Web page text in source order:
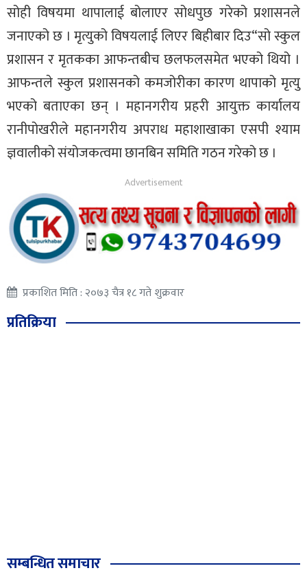
सोही विषयमा थापालाई बोलाएर सोधपुछ गरेको प्रशासनले
जनाएको छ । मृत्युको विषयलाई लिएर बिहीबार दिउ“सो स्कुल
प्रशासन र मृतकका आफन्तबीच छलफलसमेत भएको थियो ।
आफन्तले स्कुल प्रशासनको कमजोरीका कारण थापाको मृत्यु
भएको बताएका छन् । महानगरीय प्रहरी आयुक्त कार्यालय
रानीपोखरीले महानगरीय अपराध महाशाखाका एसपी श्याम
ज्ञवालीको संयोजकत्वमा छानबिन समिति गठन गरेको छ ।
प्रकाशित मिति : २०७३ चैत्र १८ गते शुक्रवार
प्रतिक्रिया
सम्बन्धित समाचार